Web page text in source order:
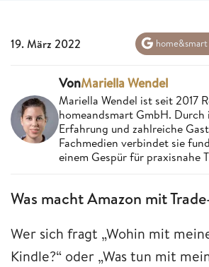
19. März 2022
VonMariella Wendel
Mariella Wendel ist seit 2017
homeandsmart GmbH.
Erfahrung und zahlreiche
Fachmedien verbindet sie
einem Gespür für praxisnahe
Was macht Amazon mit
Wer sich fragt „Wohin mit
Kindle?“ oder „Was tun mit